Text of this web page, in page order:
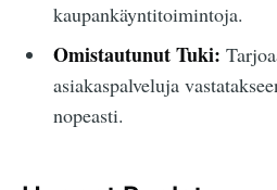
kaupankäyntitoimintoja.
Omistautunut Tuki:
asiakaspalveluja
nopeasti.